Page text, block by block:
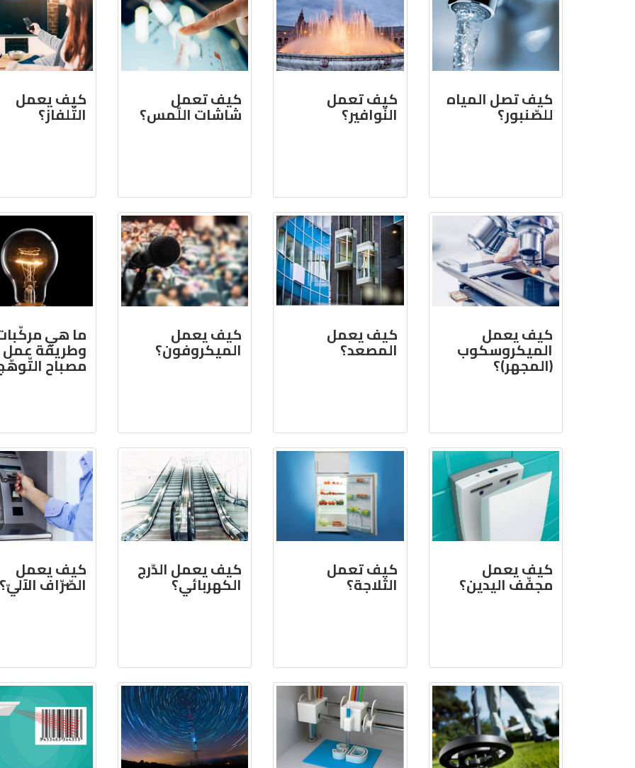
كيف تصل المياه
للصّنبور؟
كيف تعمل
النّوافير؟
كيف تعمل
شاشات اللّمس؟
كيف يعمل
التّلفاز؟
كيف يعمل
الميكروسكوب
(المجهر)؟
كيف يعمل
المصعد؟
كيف يعمل
الميكروفون؟
ما هي
وطريقة عمل
مصباح
كيف يعمل
مجفّف اليدين؟
كيف تعمل
الثلاجة؟
كيف يعمل الدّرج
الكهربائي؟
كيف يعمل
الصّرّاف